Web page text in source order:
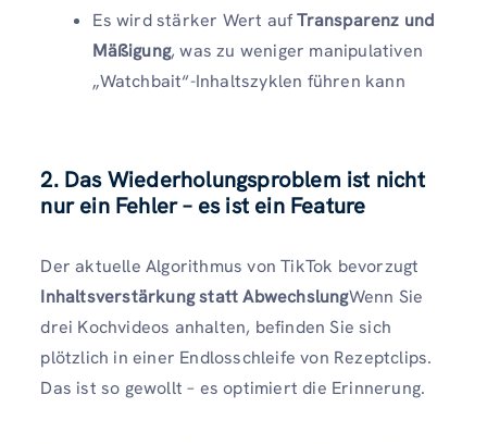
Es wird stärker Wert aufTransparenz und
Mäßigung, was zu weniger manipulativen
„Watchbait“-Inhaltszyklen führen kann
2. Das Wiederholungsproblem ist nicht
nur ein Fehler – es ist ein Feature
Der aktuelle Algorithmus von TikTok bevorzugt
Inhaltsverstärkung statt AbwechslungWenn Sie
drei Kochvideos anhalten, befinden Sie sich
plötzlich in einer Endlosschleife von Rezeptclips.
Das ist so gewollt – es optimiert die Erinnerung.